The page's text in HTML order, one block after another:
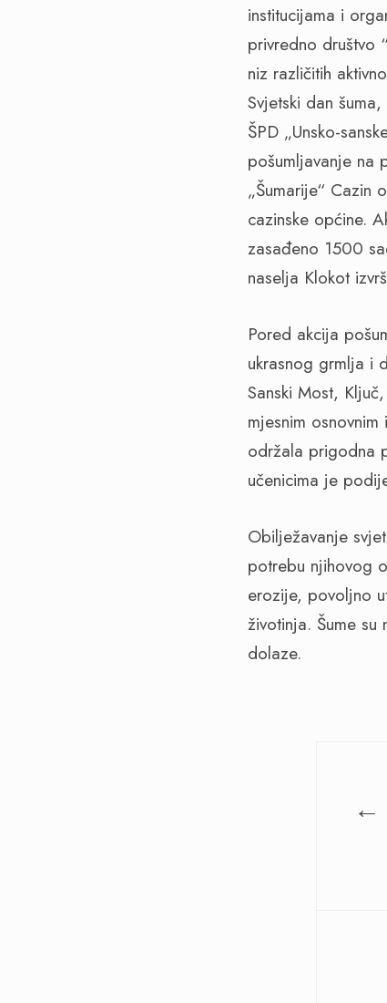
institucijama i
privredno društvo
niz različitih
Svjetski dan
ŠPD „Unsko-
pošumljavanje na
„Šumarije“ Cazin
cazinske općine.
zasađeno 1500
naselja Klokot
Pored akcija
ukrasnog grmlja i
Sanski Most,
mjesnim
održala prigodna
učenicima je
Obilježavanje
potrebu njihovog
erozije, povoljno
životinja. Šume
dolaze.
←